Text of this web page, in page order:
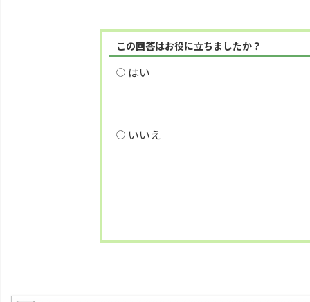
この回答はお役に立ちましたか？
はい
いいえ